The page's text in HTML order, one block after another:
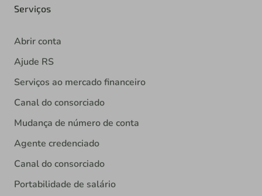
Serviços
Abrir conta
Ajude RS
Serviços ao mercado financeiro
Canal do consorciado
Mudança de número de conta
Agente credenciado
Canal do consorciado
Portabilidade de salário